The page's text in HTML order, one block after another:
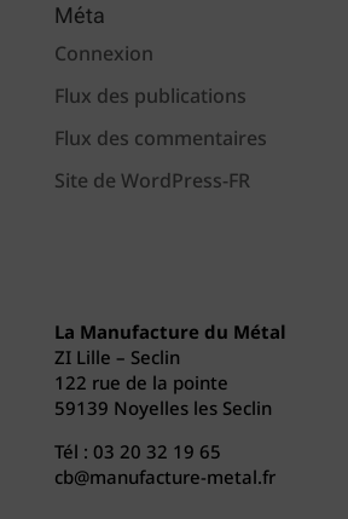
Méta
Connexion
Flux des publications
Flux des commentaires
Site de WordPress-FR
La Manufacture du Métal
ZI Lille – Seclin
122 rue de la pointe
59139 Noyelles les Seclin
Tél :03 20 32 19 65
cb@manufacture-metal.fr